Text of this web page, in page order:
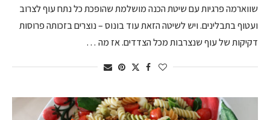
שווארמה פרגיות עם שיטת הכנה מושלמת שהופכת כל נתח עוף לצרוב
ועטוף בתבלינים. ויש לשיטה הזאת עוד בונוס – נוצרים בזכותה פרוסות
דקיקות של עוף שנצרבות מכל הצדדים. אז מה …